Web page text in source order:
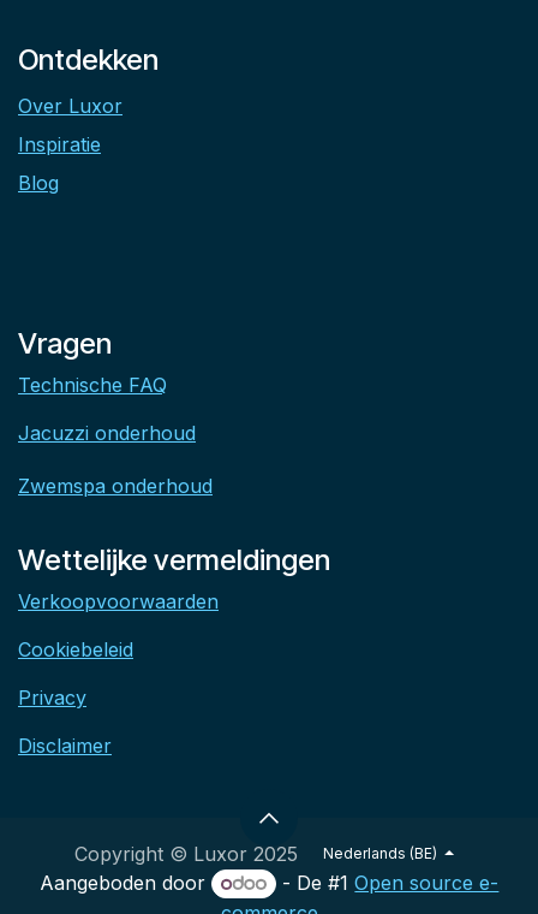
Ontdekken
Over Luxor
Inspiratie
Blog
Vragen
Technische FAQ
Jacuzzi onderhoud
Zwemspa onderhoud
Wettelijke vermeldingen
Verkoopvoorwaarden
Cookiebeleid
Privacy
Disclaimer
Copyright © Luxor 2025 Nederlands (BE)
Aangeboden door - De #1Open source e-